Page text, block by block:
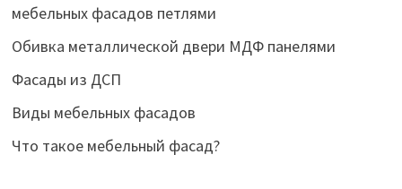
мебельных фасадов петлями
Обивка металлической двери МДФ панелями
Фасады из ДСП
Виды мебельных фасадов
Что такое мебельный фасад?